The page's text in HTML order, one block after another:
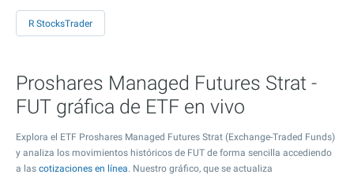
R StocksTrader
Proshares Managed Futures Strat -
FUT gráfica de ETF en vivo
Explora el ETF Proshares Managed Futures Strat (Exchange-Traded Funds)
y analiza los movimientos históricos de FUT de forma sencilla accediendo
a las cotizaciones en línea. Nuestro gráfico, que se actualiza